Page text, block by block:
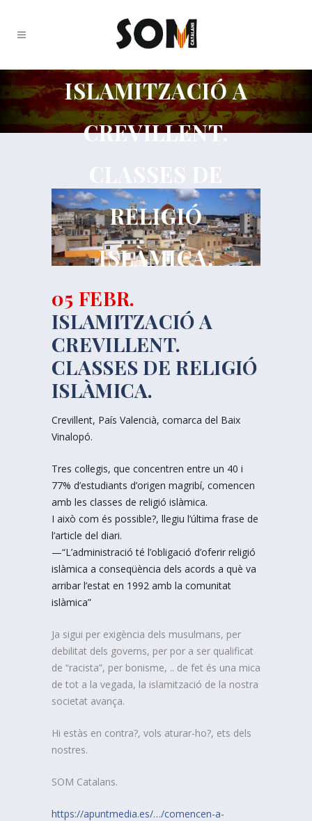
ISLAMITZACIÓ A
CREVILLENT.
RELIGIÓ
ISLÀMICA.
05 FEBR.
ISLAMITZACIÓ A
CREVILLENT.
CLASSES DE RELIGIÓ
ISLÀMICA.
Crevillent, País Valencià, comarca del Baix
Vinalopó.
Tres col·legis, que concentren entre un 40 i
77% d’estudiants d’origen magribí, comencen
amb les classes de religió islàmica.
I això com és possible?, llegiu l’última frase de
l’article del diari.
—“L’administració té l’obligació d’oferir religió
islàmica a conseqüència dels acords a què va
arribar l’estat en 1992 amb la comunitat
islàmica”
Ja sigui per exigència dels musulmans, per
debilitat dels governs, per por a ser qualificat
de “racista”, per bonisme, .. de fet és una mica
de tot a la vegada, la islamització de la nostra
societat avança.
Hi estàs en contra?, vols aturar-ho?, ets dels
nostres.
SOM Catalans.
https://apuntmedia.es/…/comencen-a-